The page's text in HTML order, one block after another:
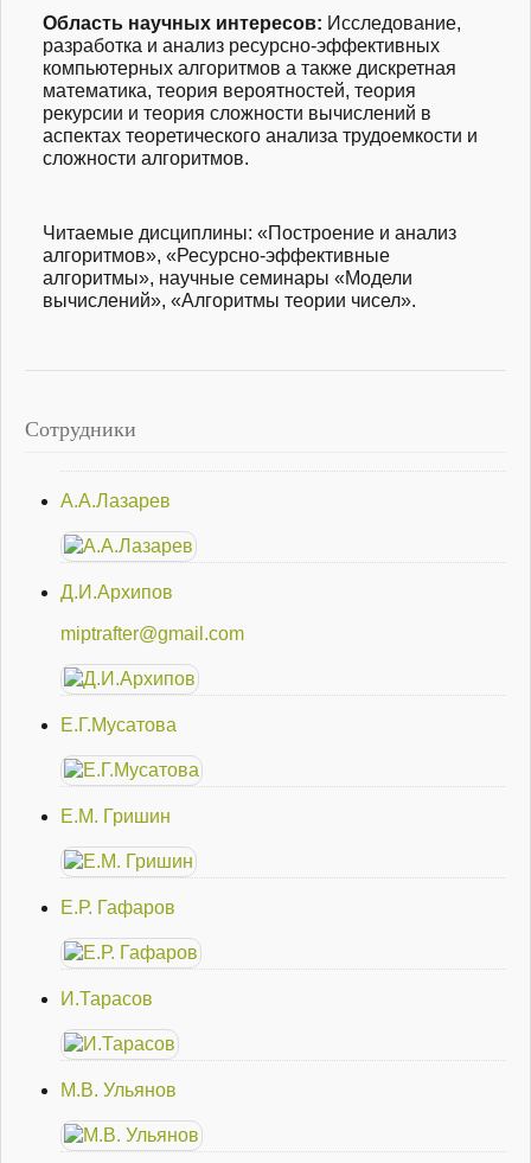
Область научных интересов: Исследование,
разработка и анализ ресурсно-эффективных
компьютерных алгоритмов а также дискретная
математика, теория вероятностей, теория
рекурсии и теория сложности вычислений в
аспектах теоретического анализа трудоемкости и
сложности алгоритмов.
Читаемые дисциплины: «Построение и анализ
алгоритмов», «Ресурсно-эффективные
алгоритмы», научные семинары «Модели
вычислений», «Алгоритмы теории чисел».
Сотрудники
А.А.Лазарев
Д.И.Архипов
miptrafter@gmail.com
Е.Г.Мусатова
Е.М. Гришин
Е.Р. Гафаров
И.Тарасов
М.В. Ульянов